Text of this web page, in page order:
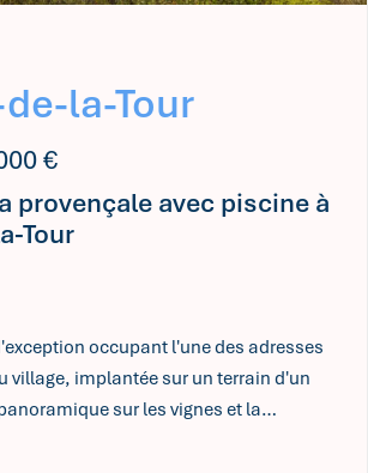
la-Tour
€
provençale avec piscine à
Tour
occupant l'une des adresses
village, implantée sur un terrain d'un
sur les vignes et la